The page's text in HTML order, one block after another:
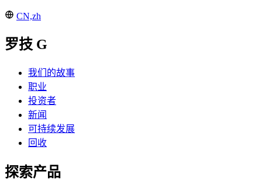
CN,zh
罗技 G
我们的故事
职业
投资者
新闻
可持续发展
回收
探索产品